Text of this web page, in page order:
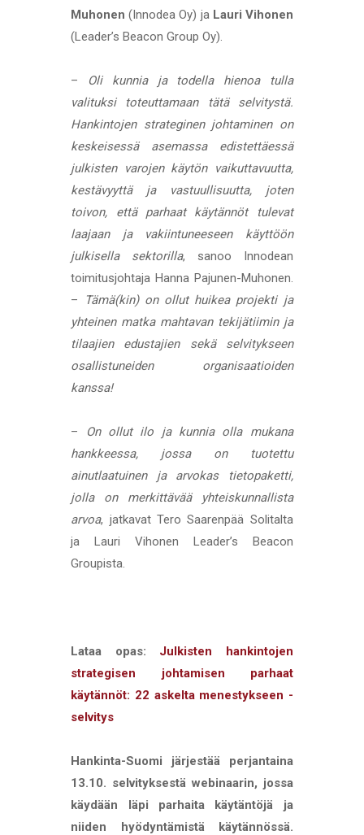
Muhonen (Innodea Oy) ja Lauri Vihonen
(Leader’s Beacon Group Oy).
–
Oli kunnia ja todella hienoa tulla
valituksi toteuttamaan tätä selvitystä.
Hankintojen strateginen johtaminen on
keskeisessä asemassa edistettäessä
julkisten varojen käytön vaikuttavuutta,
kestävyyttä ja vastuullisuutta, joten
toivon, että parhaat käytännöt tulevat
laajaan ja vakiintuneeseen käyttöön
julkisella sektorilla, sanoo Innodean
toimitusjohtaja Hanna Pajunen-Muhonen.
–
Tämä(kin) on ollut huikea projekti ja
yhteinen matka mahtavan tekijätiimin ja
tilaajien edustajien sekä selvitykseen
osallistuneiden organisaatioiden
kanssa!
–
On ollut ilo ja kunnia olla mukana
hankkeessa, jossa on tuotettu
ainutlaatuinen ja arvokas tietopaketti,
jolla on merkittävää yhteiskunnallista
arvoa, jatkavat Tero Saarenpää Solitalta
ja Lauri Vihonen Leader’s Beacon
Groupista.
Lataa opas: Julkisten hankintojen
strategisen johtamisen parhaat
käytännöt: 22 askelta menestykseen -
selvitys
Hankinta-Suomi järjestää perjantaina
13.10. selvityksestä webinaarin, jossa
käydään läpi parhaita käytäntöjä ja
niiden hyödyntämistä käytännössä.